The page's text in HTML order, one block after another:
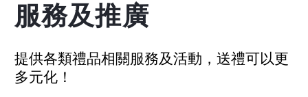
服務及推廣
提供各類禮品相關服務及活動，送禮可以更
多元化！